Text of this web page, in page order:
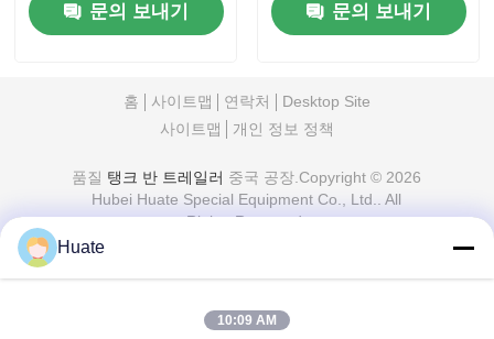
문의 보내기
문의 보내기
홈 사이트맵 연락처
Desktop Site
사이트맵
개인 정보 정책
품질 탱크 반 트레일러 중국 공장.Copyright © 2026
Hubei Huate Special Equipment Co., Ltd.. All
Rights Reserved.
Huate
10:09 AM